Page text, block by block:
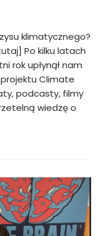
klimatycznego?
Po kilku latach
rok upłynął nam
Climate
podcasty, filmy
wiedzę o